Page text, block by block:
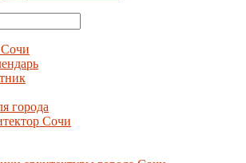
Сочи
города
Сочи